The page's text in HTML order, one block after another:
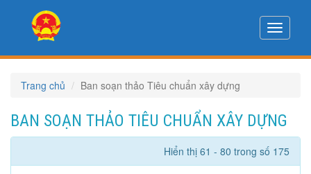
Toggle
Trang chủ Ban soạn thảo Tiêu chuẩn xây dựng
BAN SOẠN THẢO TIÊU CHUẨN XÂY DỰNG
Hiển thị 61 - 80 trong số 175